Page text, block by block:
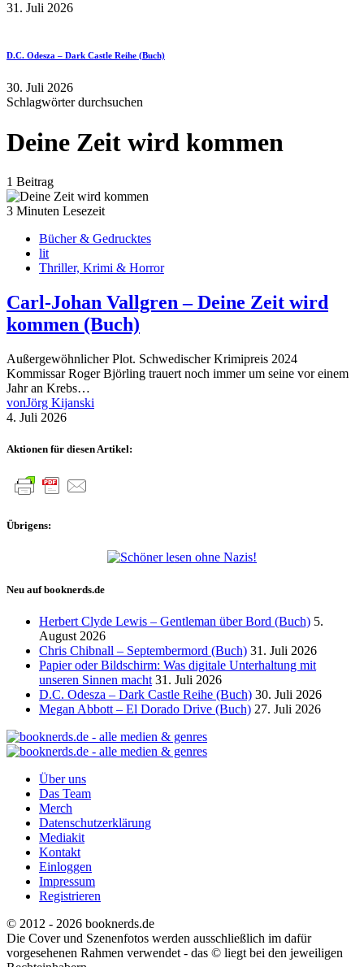
31. Juli 2026
D.C. Odesza – Dark Castle Reihe (Buch)
30. Juli 2026
Schlagwörter durchsuchen
Deine Zeit wird kommen
1 Beitrag
3 Minuten Lesezeit
Bücher & Gedrucktes
lit
Thriller, Krimi & Horror
Carl-Johan Vallgren – Deine Zeit wird
kommen (Buch)
Außergewöhnlicher Plot. Schwedischer Krimipreis 2024
Kommissar Roger Björling trauert noch immer um seine vor einem
Jahr an Krebs…
vonJörg Kijanski
4. Juli 2026
Aktionen für diesen Artikel:
Übrigens:
Neu auf booknerds.de
Herbert Clyde Lewis – Gentleman über Bord (Buch) 5.
August 2026
Chris Chibnall – Septembermord (Buch) 31. Juli 2026
Papier oder Bildschirm: Was digitale Unterhaltung mit
unseren Sinnen macht 31. Juli 2026
D.C. Odesza – Dark Castle Reihe (Buch) 30. Juli 2026
Megan Abbott – El Dorado Drive (Buch) 27. Juli 2026
Über uns
Das Team
Merch
Datenschutzerklärung
Mediakit
Kontakt
Einloggen
Impressum
Registrieren
© 2012 - 2026 booknerds.de
Die Cover und Szenenfotos werden ausschließlich im dafür
vorgesehenen Rahmen verwendet - das © liegt bei den jeweiligen